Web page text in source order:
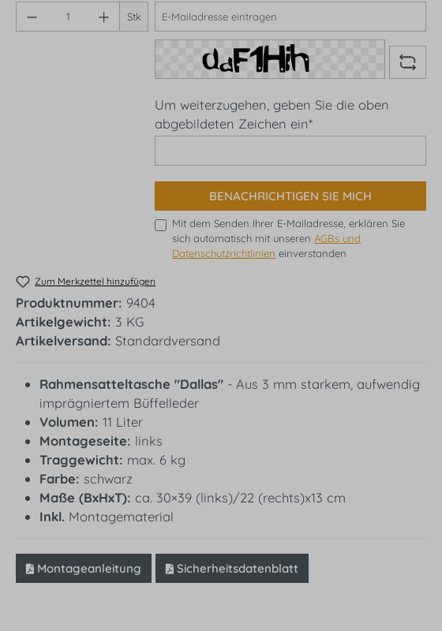
Stk
Um weiterzugehen, geben Sie die oben
abgebildeten Zeichen ein*
BENACHRICHTIGEN SIE MICH
Mit dem Senden Ihrer E-Mailadresse, erklären Sie
sich automatisch mit unserenAGBs und
Datenschutzrichtlinien einverstanden
Zum Merkzettel hinzufügen
Produktnummer: 9404
Artikelgewicht: 3 KG
Artikelversand: Standardversand
Rahmensatteltasche "Dallas" - Aus 3 mm starkem, aufwendig
imprägniertem Büffelleder
Volumen: 11 Liter
Montageseite: links
Traggewicht: max. 6 kg
Farbe: schwarz
Maße (BxHxT): ca. 30×39 (links)/22 (rechts)x13 cm
Inkl. Montagematerial
Montageanleitung Sicherheitsdatenblatt